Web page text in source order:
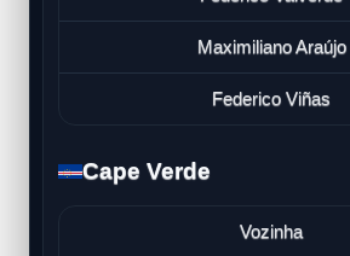
Maximiliano Araújo
Federico Viñas
Cape Verde
Vozinha